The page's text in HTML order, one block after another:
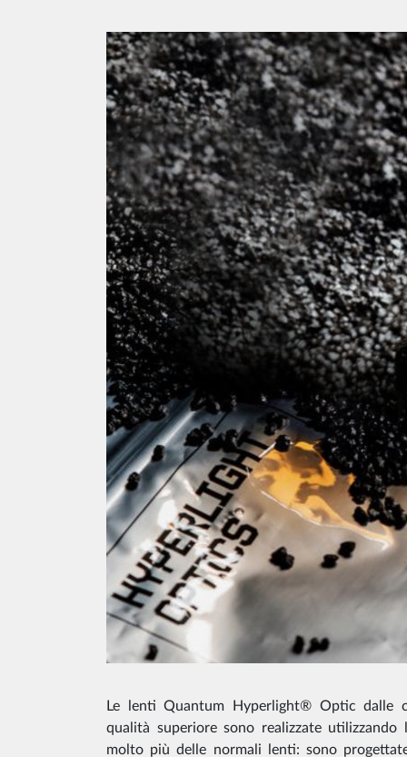
Le lenti Quantum Hyperlight® Optic dalle
qualità superiore sono realizzate utilizzando
molto più delle normali lenti: sono